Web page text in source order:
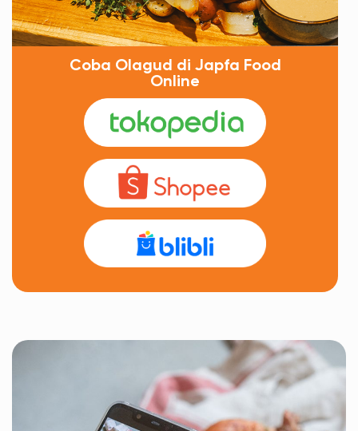
Coba Olagud di Japfa Food
Online